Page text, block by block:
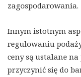
zagospodarowania.
Innym istotnym
regulowaniu
ceny są ustalane
przyczynić się do